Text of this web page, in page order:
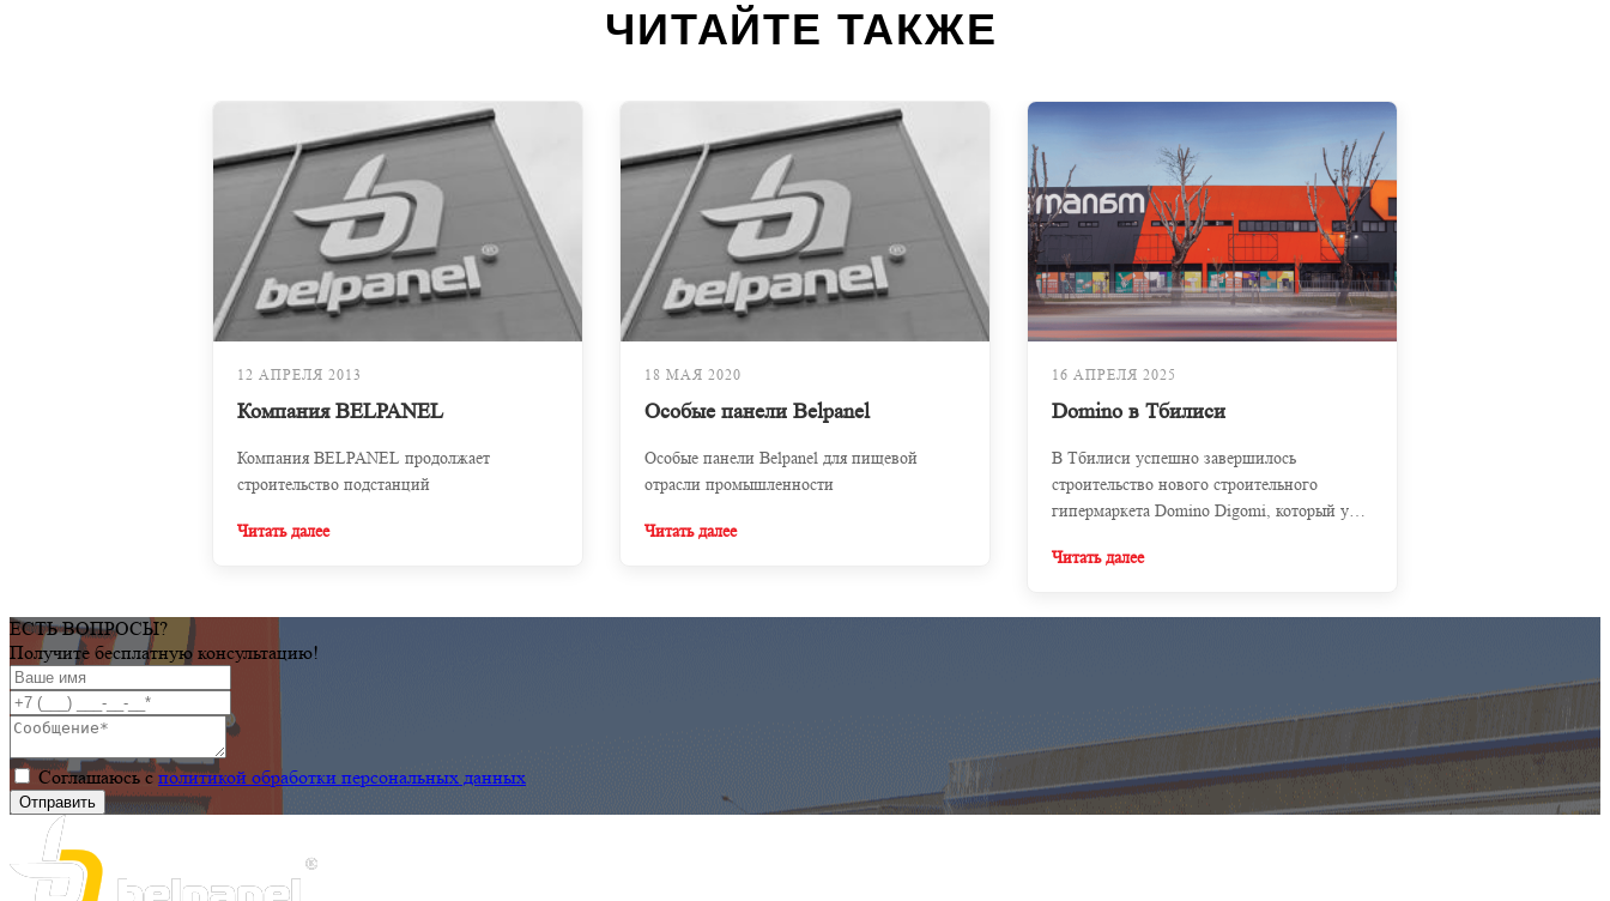
ЧИТАЙТЕ ТАКЖЕ
12 АПРЕЛЯ 2013
Компания BELPANEL
Компания BELPANEL продолжает
строительство подстанций
Читать далее
18 МАЯ 2020
Особые панели Belpanel
Особые панели Belpanel для пищевой
отрасли промышленности
Читать далее
16 АПРЕЛЯ 2025
Domino в Тбилиси
В Тбилиси успешно завершилось
строительство нового строительного
гипермаркета Domino Digomi, который уже
Читать далее
ЕСТЬ ВОПРОСЫ?
Получите бесплатную консультацию!
Соглашаюсь сполитикой обработки персональных данных